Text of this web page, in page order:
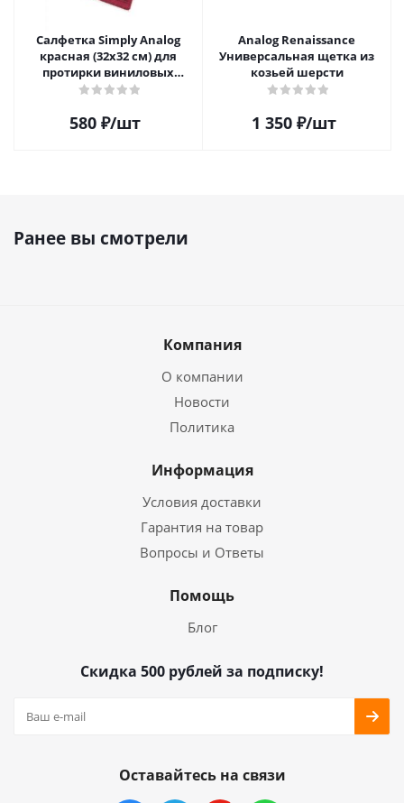
Салфетка Simply Analog
красная (32х32 см) для
протирки виниловых
пластинок из микрофибры
580 ₽/шт
Analog Renaissance
Универсальная щетка из
козьей шерсти
1 350₽/шт
Ранее вы смотрели
Компания
О компании
Новости
Политика
Информация
Условия доставки
Гарантия на товар
Вопросы и Ответы
Помощь
Блог
Скидка 500 рублей за подписку!
Оставайтесь на связи